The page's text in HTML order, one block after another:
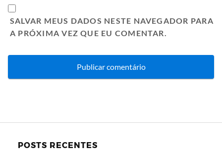
SALVAR MEUS DADOS NESTE NAVEGADOR PARA
A PRÓXIMA VEZ QUE EU COMENTAR.
POSTS RECENTES